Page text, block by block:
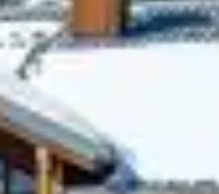
LA
jeu nocturne. Que vous